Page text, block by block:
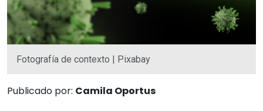
Fotografía de contexto | Pixabay
Publicado por: Camila Oportus